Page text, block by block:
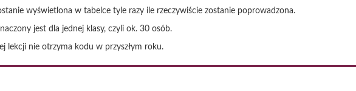
wyświetlona w tabelce tyle razy ile rzeczywiście zostanie poprowadzona.
jest dla jednej klasy, czyli ok. 30 osób.
lekcji nie otrzyma kodu w przyszłym roku.